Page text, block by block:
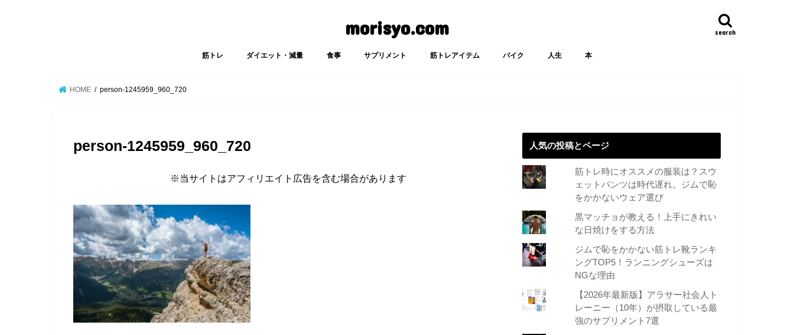
morisyo.com search
筋トレ ダイエット・減量 食事 サプリメント 筋トレアイテム バイク 人生 本
HOME person-1245959_960_720
person-1245959_960_720
※当サイトはアフィリエイト広告を含む場合があります
人気の投稿とページ
筋トレ時にオススメの服装は？スウ
ェットパンツは時代遅れ。ジムで恥
をかかないウェア選び
黒マッチョが教える！上手にきれい
な日焼けをする方法
ジムで恥をかかない筋トレ靴ランキ
ングTOP5！ランニングシューズは
NGな理由
【2026年最新版】アラサー社会人ト
レーニー（10年）が摂取している最
強のサプリメント7選